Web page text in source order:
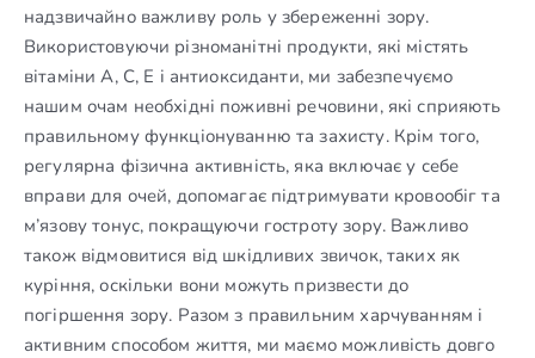
надзвичайно важливу роль у збереженні зору.
Використовуючи різноманітні продукти, які містять
вітаміни A, C, E і антиоксиданти, ми забезпечуємо
нашим очам необхідні поживні речовини, які сприяють
правильному функціонуванню та захисту. Крім того,
регулярна фізична активність, яка включає у себе
вправи для очей, допомагає підтримувати кровообіг та
м’язову тонус, покращуючи гостроту зору. Важливо
також відмовитися від шкідливих звичок, таких як
куріння, оскільки вони можуть призвести до
погіршення зору. Разом з правильним харчуванням і
активним способом життя, ми маємо можливість довго